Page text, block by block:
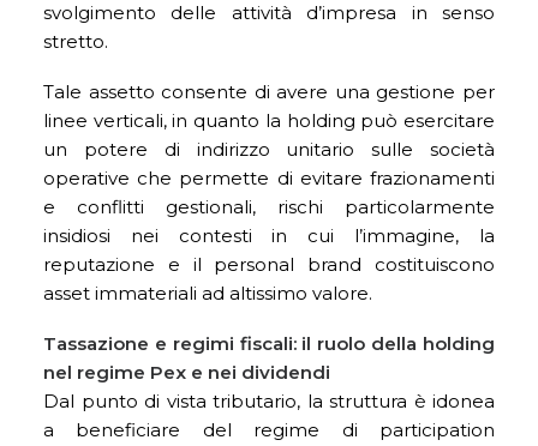
svolgimento delle attività d’impresa in senso
stretto.
Tale assetto consente di avere una gestione per
linee verticali, in quanto la holding può esercitare
un potere di indirizzo unitario sulle società
operative che permette di evitare frazionamenti
e conflitti gestionali, rischi particolarmente
insidiosi nei contesti in cui l’immagine, la
reputazione e il personal brand costituiscono
asset immateriali ad altissimo valore.
Tassazione e regimi fiscali: il ruolo della holding
nel regime Pex e nei dividendi
Dal punto di vista tributario, la struttura è idonea
a beneficiare del regime di participation